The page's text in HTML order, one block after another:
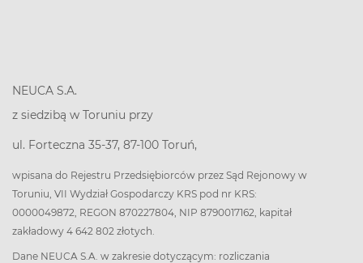
NEUCA S.A.
z siedzibą w Toruniu przy
ul. Forteczna 35-37, 87-100 Toruń,
wpisana do Rejestru Przedsiębiorców przez Sąd Rejonowy w
Toruniu, VII Wydział Gospodarczy KRS pod nr KRS:
0000049872, REGON 870227804, NIP 8790017162, kapitał
zakładowy 4 642 802 złotych.
Dane NEUCA S.A. w zakresie dotyczącym: rozliczania